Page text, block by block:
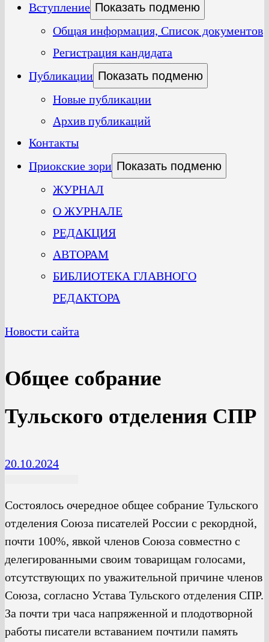
Вступление Показать подменю
Общая информация, Список документов
Регистрация кандидата
Публикации Показать подменю
Новые публикации
Архив публикаций
Контакты
Приокские зори Показать подменю
ЖУРНАЛ
О ЖУРНАЛЕ
РЕДАКЦИЯ
АВТОРАМ
БИБЛИОТЕКА ГЛАВНОГО
РЕДАКТОРА
Новости сайта
Общее собрание
Тульского отделения СПР
20.10.2024
Состоялось очередное общее собрание Тульского
отделения Союза писателей России с рекордной,
почти 100%, явкой членов Союза совместно с
делегированными своим товарищам голосами,
отсутствующих по уважительной причине членов
Союза, согласно Устава Тульского отделения СПР.
За почти три часа напряженной и плодотворной
работы писатели вставанием почтили память